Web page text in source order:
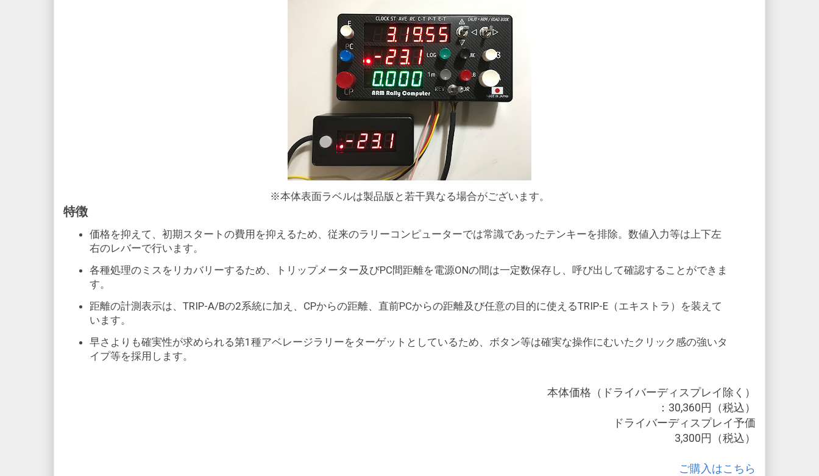
※本体表面ラベルは製品版と若干異なる場合がございます。
特徴
価格を抑えて、初期スタートの費用を抑えるため、従来のラリーコンピューターでは常識であったテンキーを排除。数値入力等は上下左
右のレバーで行います。
各種処理のミスをリカバリーするため、トリップメーター及びPC間距離を電源ONの間は一定数保存し、呼び出して確認することができま
す。
距離の計測表示は、TRIP-A/Bの2系統に加え、CPからの距離、直前PCからの距離及び任意の目的に使えるTRIP-E（エキストラ）を装えて
います。
早さよりも確実性が求められる第1種アベレージラリーをターゲットとしているため、ボタン等は確実な操作にむいたクリック感の強いタ
イプ等を採用します。
本体価格（ドライバーディスプレイ除く）
：30,360円（税込）
ドライバーディスプレイ予価
3,300円（税込）
ご購入はこちら